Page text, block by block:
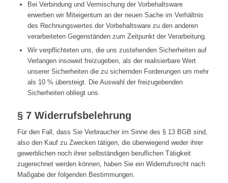
Bei Verbindung und Vermischung der Vorbehaltsware
erwerben wir Miteigentum an der neuen Sache im Verhältnis
des Rechnungswertes der Vorbehaltsware zu den anderen
verarbeiteten Gegenständen zum Zeitpunkt der Verarbeitung.
Wir verpflichteten uns, die uns zustehenden Sicherheiten auf
Verlangen insoweit freizugeben, als der realisierbare Wert
unserer Sicherheiten die zu sichernden Forderungen um mehr
als 10 % übersteigt. Die Auswahl der freizugebenden
Sicherheiten obliegt uns.
§ 7 Widerrufsbelehrung
Für den Fall, dass Sie Verbraucher im Sinne des § 13 BGB sind,
also den Kauf zu Zwecken tätigen, die überwiegend weder ihrer
gewerblichen noch ihrer selbständigen beruflichen Tätigkeit
zugerechnet werden können, haben Sie ein Widerrufsrecht nach
Maßgabe der folgenden Bestimmungen.